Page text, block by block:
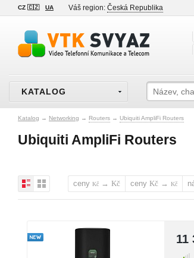
CZ 🇨🇿 UA Váš region: Česká Republika
KATALOG
Katalog → Networking → Routers → Ubiquiti AmpliFi Routers
Ubiquiti AmpliFi Routers
ceny Kč → Kč ceny Kč → Kč
11